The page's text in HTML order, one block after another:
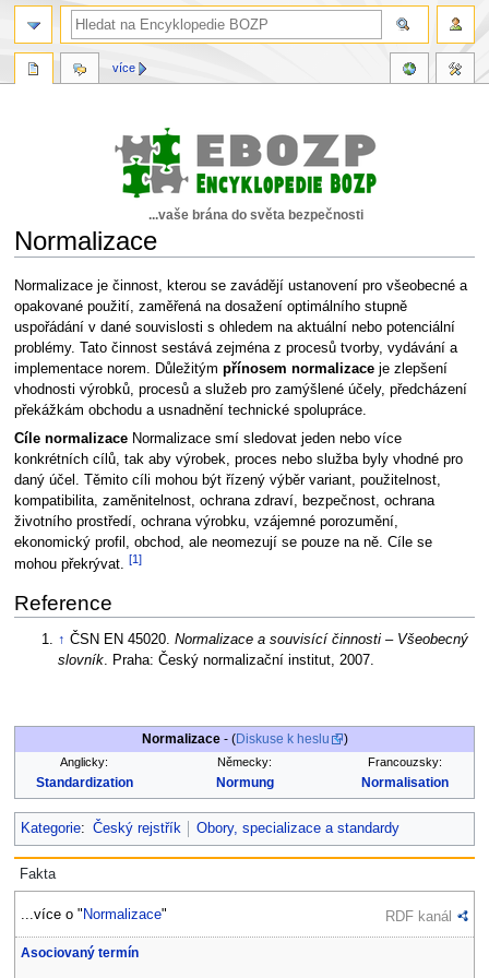
...vaše brána do světa bezpečnosti
Normalizace
Skočit
na
navigaci
Skočit
na
vyhledávání
Normalizace je činnost, kterou se zavádějí ustanovení pro všeobecné a
opakované použití, zaměřená na dosažení optimálního stupně
uspořádání v dané souvislosti s ohledem na aktuální nebo potenciální
problémy. Tato činnost sestává zejména z procesů tvorby, vydávání a
implementace norem. Důležitým přínosem normalizaceje zlepšení
vhodnosti výrobků, procesů a služeb pro zamýšlené účely, předcházení
překážkám obchodu a usnadnění technické spolupráce.
Cíle normalizaceNormalizace smí sledovat jeden nebo více
konkrétních cílů, tak aby výrobek, proces nebo služba byly vhodné pro
daný účel. Těmito cíli mohou být řízený výběr variant, použitelnost,
kompatibilita, zaměnitelnost, ochrana zdraví, bezpečnost, ochrana
životního prostředí, ochrana výrobku, vzájemné porozumění,
ekonomický profil, obchod, ale neomezují se pouze na ně. Cíle se
mohou překrývat.
[1]
Reference
↑ ČSN EN 45020.Normalizace a souvisící činnosti – Všeobecný
slovník. Praha: Český normalizační institut, 2007.
Normalizace- (Diskuse k heslu )
Anglicky: Německy: Francouzsky:
Standardization Normung Normalisation
Kategorie: Český rejstřík Obory, specializace a standardy
Fakta
...více o " Normalizace" RDF kanál
Asociovaný termín
více